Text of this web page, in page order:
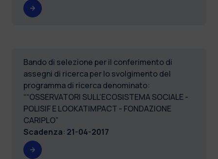
Bando di selezione per il conferimento di
assegni di ricerca per lo svolgimento del
programma di ricerca denominato:
““OSSERVATORI SULL’ECOSISTEMA SOCIALE -
POLISIF E LOOKATIMPACT - FONDAZIONE
CARIPLO”
Scadenza: 21-04-2017